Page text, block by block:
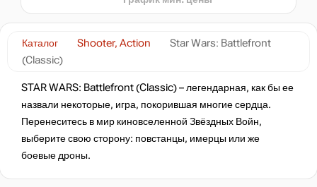
Каталог Shooter, Action
Star Wars: Battlefront
(Classic)
STAR WARS: Battlefront (Classic) – легендарная, как бы ее
назвали некоторые, игра, покорившая многие сердца.
Перенеситесь в мир киновселенной Звёздных Войн,
выберите свою сторону: повстанцы, имерцы или же
боевые дроны.
нет в наличии
нет в наличии